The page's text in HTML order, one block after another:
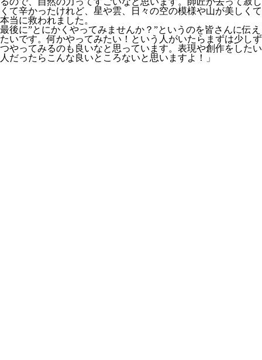
くて辛かったけれど、星や雲、日々の空の模様や山が美しくて
本当に救われました。
最後に”とにかくやってみませんか？”というのを皆さんに伝え
たいです。何かやってみたい！という人がいたらまずは少しず
つやってみるのも良いなと思っています。表現や創作をしたい
人だったらこんな良いところないと思いますよ！」